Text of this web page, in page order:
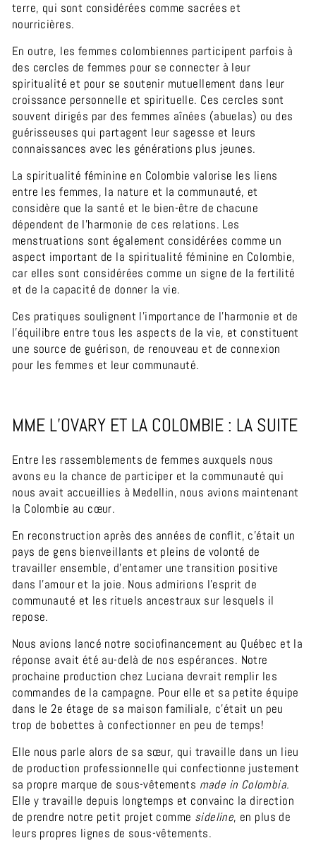
terre, qui sont considérées comme sacrées et
nourricières.
En outre, les femmes colombiennes participent parfois à
des cercles de femmes pour se connecter à leur
spiritualité et pour se soutenir mutuellement dans leur
croissance personnelle et spirituelle. Ces cercles sont
souvent dirigés par des femmes aînées (abuelas) ou des
guérisseuses qui partagent leur sagesse et leurs
connaissances avec les générations plus jeunes.
La spiritualité féminine en Colombie valorise les liens
entre les femmes, la nature et la communauté, et
considère que la santé et le bien-être de chacune
dépendent de l'harmonie de ces relations. Les
menstruations sont également considérées comme un
aspect important de la spiritualité féminine en Colombie,
car elles sont considérées comme un signe de la fertilité
et de la capacité de donner la vie.
Ces pratiques soulignent l'importance de l'harmonie et de
l'équilibre entre tous les aspects de la vie, et constituent
une source de guérison, de renouveau et de connexion
pour les femmes et leur communauté.
MME L’OVARY ET LA COLOMBIE : LA SUITE
Entre les rassemblements de femmes auxquels nous
avons eu la chance de participer et la communauté qui
nous avait accueillies à Medellin, nous avions maintenant
la Colombie au cœur.
En reconstruction après des années de conflit, c’était un
pays de gens bienveillants et pleins de volonté de
travailler ensemble, d’entamer une transition positive
dans l’amour et la joie. Nous admirions l’esprit de
communauté et les rituels ancestraux sur lesquels il
repose.
Nous avions lancé notre sociofinancement au Québec et la
réponse avait été au-delà de nos espérances. Notre
prochaine production chez Luciana devrait remplir les
commandes de la campagne. Pour elle et sa petite équipe
dans le 2e étage de sa maison familiale, c’était un peu
trop de bobettes à confectionner en peu de temps!
Elle nous parle alors de sa sœur, qui travaille dans un lieu
de production professionnelle qui confectionne justement
sa propre marque de sous-vêtements made in Colombia.
Elle y travaille depuis longtemps et convainc la direction
de prendre notre petit projet comme sideline, en plus de
leurs propres lignes de sous-vêtements.